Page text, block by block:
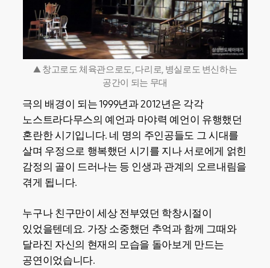
▲ 창고로도 체육관으로도, 다리로, 병실로도 변신하는
공간이 되는 무대
극의 배경이 되는 1999년과 2012년은 각각
노스트라다무스의 예언과 마야력 예언이 유행했던
혼란한 시기입니다. 네 명의 주인공들도 그 시대를
살며 우정으로 행복했던 시기를 지나 서로에게 얽힌
감정의 골이 드러나는 등 인생과 관계의 오르내림을
겪게 됩니다.
누구나 친구만이 세상 전부였던 학창시절이
있었을텐데요. 가장 소중했던 추억과 함께 그때와
달라진 자신의 현재의 모습을 돌아보게 만드는
공연이었습니다.